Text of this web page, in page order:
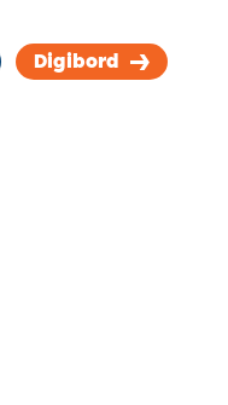
Digibord